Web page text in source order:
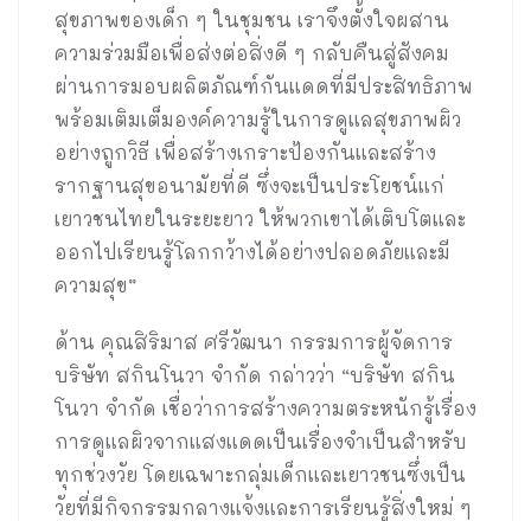
สุขภาพของเด็ก ๆ ในชุมชน เราจึงตั้งใจผสาน
ความร่วมมือเพื่อส่งต่อสิ่งดี ๆ กลับคืนสู่สังคม
ผ่านการมอบผลิตภัณฑ์กันแดดที่มีประสิทธิภาพ
พร้อมเติมเต็มองค์ความรู้ในการดูแลสุขภาพผิว
อย่างถูกวิธี เพื่อสร้างเกราะป้องกันและสร้าง
รากฐานสุขอนามัยที่ดี ซึ่งจะเป็นประโยชน์แก่
เยาวชนไทยในระยะยาว ให้พวกเขาได้เติบโตและ
ออกไปเรียนรู้โลกกว้างได้อย่างปลอดภัยและมี
ความสุข”
ด้าน คุณสิริมาส ศรีวัฒนา กรรมการผู้จัดการ
บริษัท สกินโนวา จำกัด กล่าวว่า “บริษัท สกิน
โนวา จำกัด เชื่อว่าการสร้างความตระหนักรู้เรื่อง
การดูแลผิวจากแสงแดดเป็นเรื่องจำเป็นสำหรับ
ทุกช่วงวัย โดยเฉพาะกลุ่มเด็กและเยาวชนซึ่งเป็น
วัยที่มีกิจกรรมกลางแจ้งและการเรียนรู้สิ่งใหม่ ๆ